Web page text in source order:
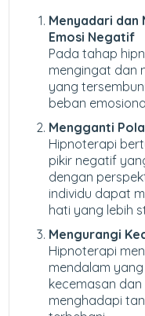
Menyadari dan
Emosi Negatif
Pada tahap
mengingat dan
yang
beban
Mengganti
Hipnoterapi
pikir negatif
dengan
individu dapat
hati yang lebih
Mengurangi
Hipnoterapi
mendalam
kecemasan
menghadapi